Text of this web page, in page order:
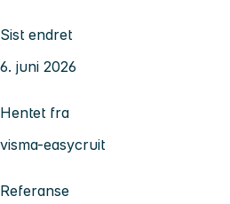
Sist endret
6. juni 2026
Hentet fra
visma-easycruit
Referanse